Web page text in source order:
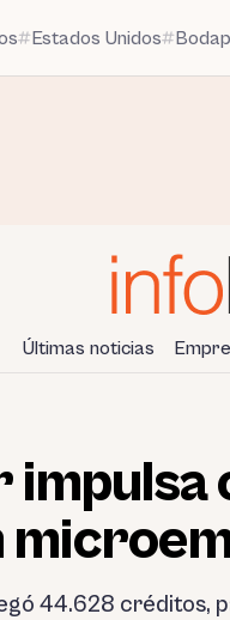
Estados Unidos
Últimas noticias
44.628 créditos,